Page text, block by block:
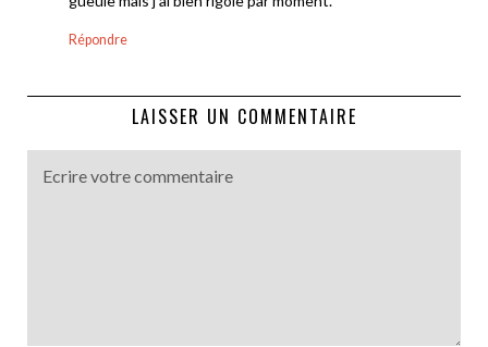
Répondre
LAISSER UN COMMENTAIRE